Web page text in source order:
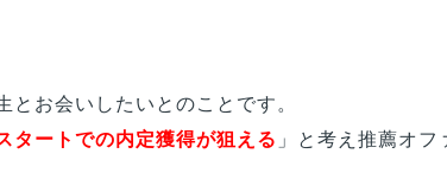
お会いしたいとのことです。
タートでの内定獲得が狙える 」と考え推薦オフ